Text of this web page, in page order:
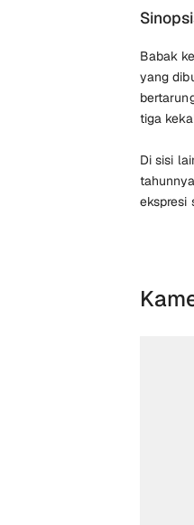
Babak
yang
tiga
Di sisi
ekspresi